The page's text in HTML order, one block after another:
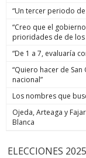
“Un tercer periodo
“Creo que el
prioridades de de los
“De 1 a 7, evaluaría
“Quiero hacer de
nacional”
Los nombres que
Ojeda, Arteaga y
Blanca
ELECCIONES 2025